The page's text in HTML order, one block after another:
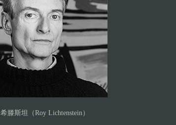
滕斯坦（Roy Lichtenstein）